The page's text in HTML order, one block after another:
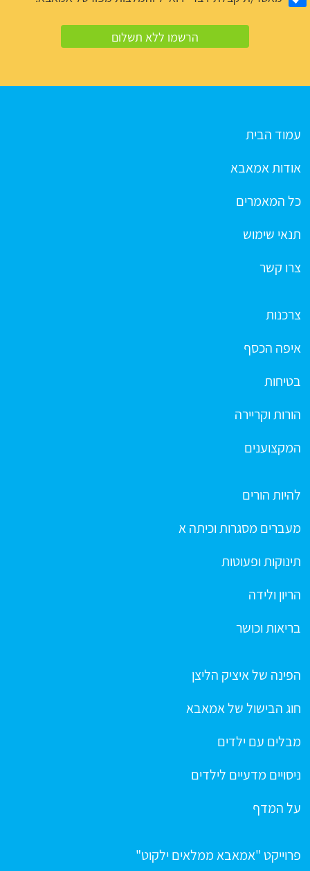
עמוד הבית
אודות אמאבא
כל המאמרים
תנאי שימוש
צרו קשר
צרכנות
איפה הכסף
בטיחות
הורות וקריירה
המקצוענים
להיות הורים
מעברים מסגרות וכיתה א
תינוקות ופעוטות
הריון ולידה
בריאות וכושר
הפינה של איציק הליצן
חוג הבישול של אמאבא
מבלים עם ילדים
ניסויים מדעיים לילדים
על המדף
פרוייקט "אמאבא ממלאים ילקוט"